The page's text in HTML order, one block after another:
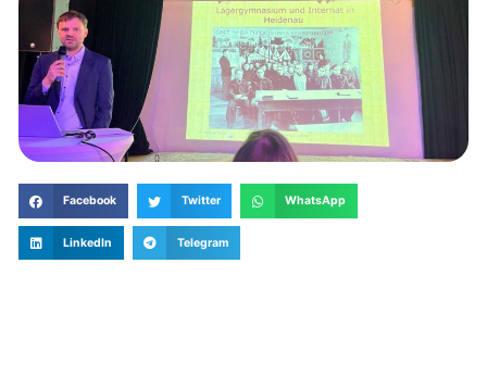
Facebook Twitter WhatsApp
LinkedIn Telegram